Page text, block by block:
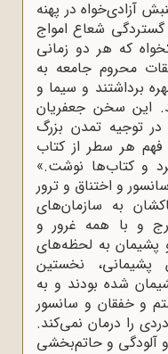
آزادی‌خواه در پهنه
شعاع امواج
که هر دو زمانی
محروم جامعه به
برداشتند و سیما و
این سخن جعفریان
توجیه تمدن بزرگ
فهم هر سطر از کتاب
و کتاب‌ها نوشت.»
و اختناق و ترور
به سازمان‌های
و با همه غرور و
پشیمان به لحظه‌های
نخستین
شده بودند و به
و خفقان و سانسور
را درمان نمی‌کند.
آلودگی و حاتم‌بخشی